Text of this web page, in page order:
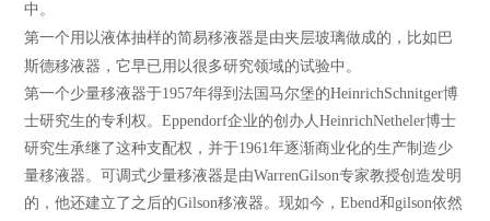
中。
第一个用以液体抽样的简易移液器是由夹层玻璃做成的，比如巴
斯德移液器，它早已用以很多研究领域的试验中。
第一个少量移液器于1957年得到法国马尔堡的HeinrichSchnitger博
士研究生的专利权。Eppendorf企业的创办人HeinrichNetheler博士
研究生承继了这种支配权，并于1961年逐渐商业化的生产制造少
量移液器。可调式少量移液器是由WarrenGilson专家教授创造发明
的，他还建立了之后的Gilson移液器。现如今，Ebend和gilson依然